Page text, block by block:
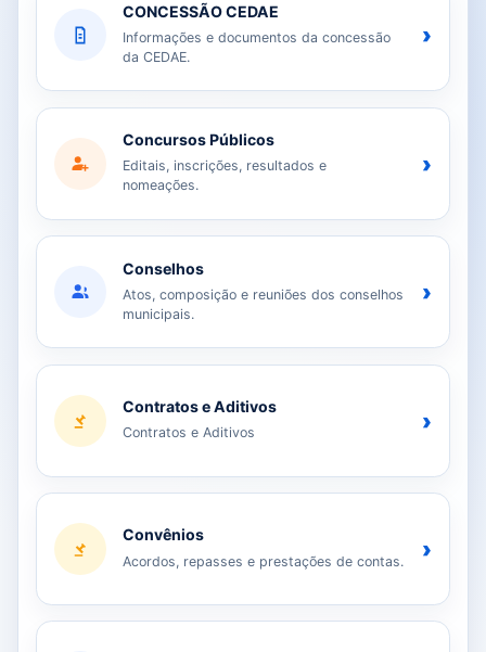
CONCESSÃO CEDAE
Informações e documentos da concessão
da CEDAE.
›
Concursos Públicos
Editais, inscrições, resultados e
nomeações.
›
Conselhos
Atos, composição e reuniões dos conselhos
municipais.
›
Contratos e Aditivos
Contratos e Aditivos ›
Convênios
Acordos, repasses e prestações de contas. ›